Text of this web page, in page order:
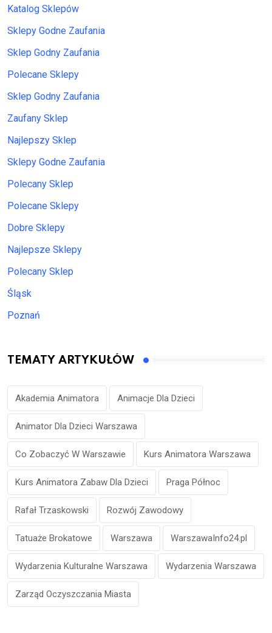
Katalog Sklepów
Sklepy Godne Zaufania
Sklep Godny Zaufania
Polecane Sklepy
Sklep Godny Zaufania
Zaufany Sklep
Najlepszy Sklep
Sklepy Godne Zaufania
Polecany Sklep
Polecane Sklepy
Dobre Sklepy
Najlepsze Sklepy
Polecany Sklep
Śląsk
Poznań
TEMATY ARTYKUŁÓW
Akademia Animatora Animacje Dla Dzieci
Animator Dla Dzieci Warszawa
Co Zobaczyć W Warszawie Kurs Animatora Warszawa
Kurs Animatora Zabaw Dla Dzieci Praga Północ
Rafał Trzaskowski Rozwój Zawodowy
Tatuaże Brokatowe Warszawa WarszawaInfo24.pl
Wydarzenia Kulturalne Warszawa Wydarzenia Warszawa
Zarząd Oczyszczania Miasta